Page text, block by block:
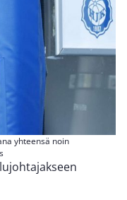
yhteensä noin